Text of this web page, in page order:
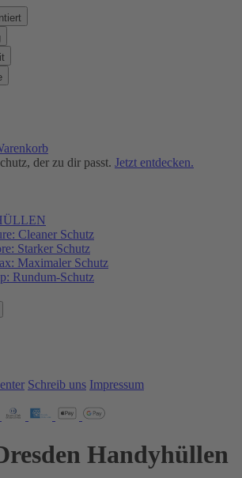
der zu dir passt. Jetzt entdecken.
Cleaner Schutz
Starker Schutz
Maximaler Schutz
Rundum-Schutz
Schreib uns Impressum
Handyhüllen